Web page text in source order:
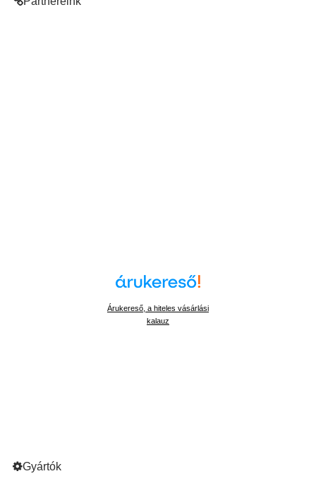
Árukereső, a hiteles vásárlási
kalauz
Gyártók